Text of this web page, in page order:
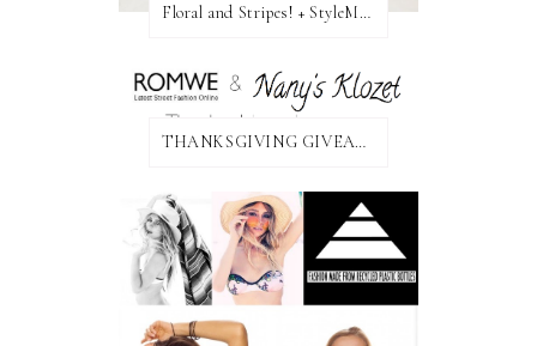
Floral and Stripes! + StyleMint GIVEAWAY!
THANKSGIVING GIVEAWAY!